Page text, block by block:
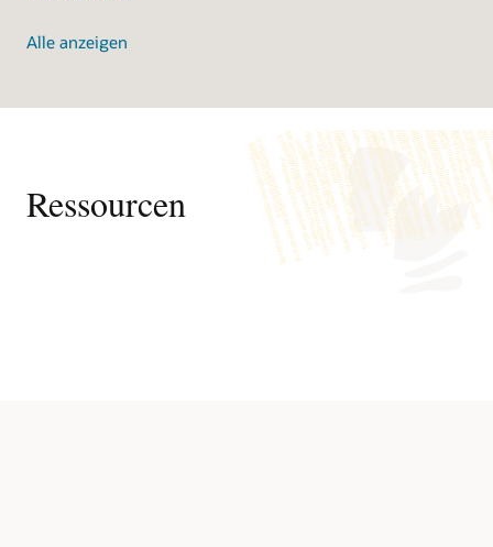
Alle anzeigen
Ressourcen